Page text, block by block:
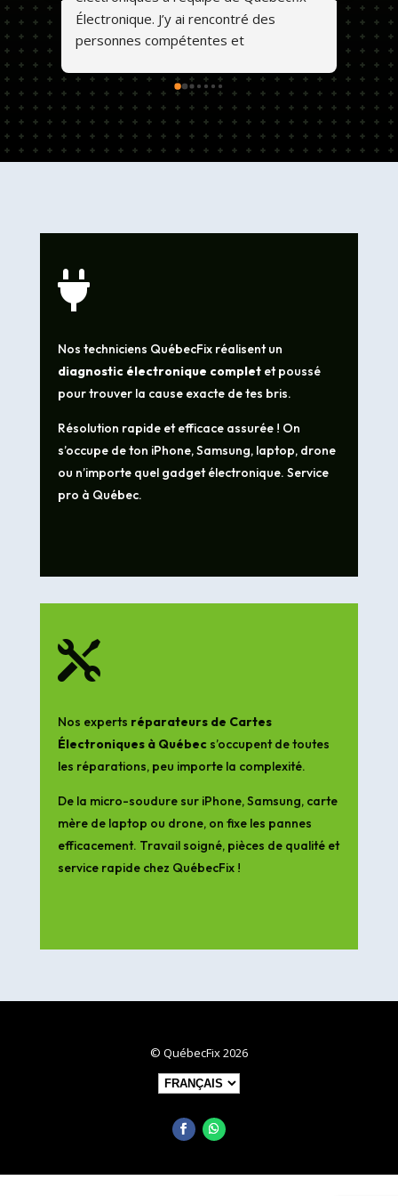
Électronique. J’y ai rencontré des
personnes compétentes et
qualité et les prix sont abordables. 💕😊

Nos techniciens QuébecFix réalisent un
diagnostic électronique completet poussé
pour trouver la cause exacte de tes bris.
Résolution rapide et efficace assurée ! On
s’occupe de ton iPhone, Samsung, laptop, drone
ou n’importe quel gadget électronique. Service
pro à Québec.

Nos experts réparateurs de Cartes
Électroniques à Québecs’occupent de toutes
les réparations, peu importe la complexité.
De la micro-soudure sur iPhone, Samsung, carte
mère de laptop ou drone, on fixe les pannes
efficacement. Travail soigné, pièces de qualité et
service rapide chez QuébecFix !
© QuébecFix 2026